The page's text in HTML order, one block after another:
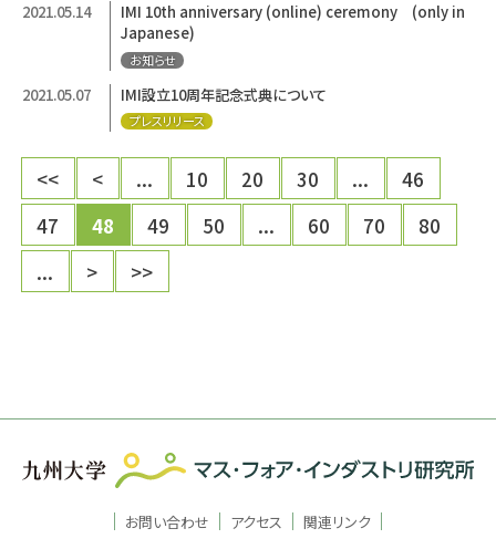
2021.05.14
IMI 10th anniversary (online) ceremony (only in
Japanese)
お知らせ
2021.05.07 IMI設立10周年記念式典について
プレスリリース
<< < ... 10 20 30 ...
46
47
48 49 50 ... 60 70
80
...
> >>
お問い合わせ アクセス 関連リンク